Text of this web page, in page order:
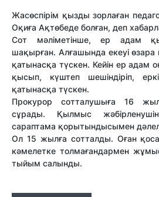
Жасөспірім қызды зорлаған
Оқиға Ақтөбеде болған, деп
Сот мәліметінше, ер адам
шақырған. Алғашында екеуі
қатынасқа түскен. Кейін ер адам
қысып, күштеп шешіндіріп,
қатынасқа түскен.
Прокурор сотталушыға 16
сұрады. Қылмыс
сараптама қорытындысымен
Ол 15 жылға сотталды. Оған
кәмелетке толмағандармен
тыйым салынды.